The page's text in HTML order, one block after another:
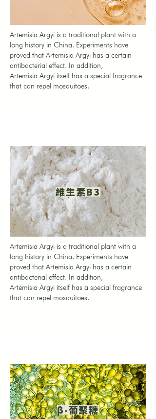
Artemisia Argyi is a traditional plant with a
long history in China. Experiments have
proved that Artemisia Argyi has a certain
antibacterial effect. In addition,
Artemisia Argyi itself has a special fragrance
that can repel mosquitoes.
維生素B3
Artemisia Argyi is a traditional plant with a
long history in China. Experiments have
proved that Artemisia Argyi has a certain
antibacterial effect. In addition,
Artemisia Argyi itself has a special fragrance
that can repel mosquitoes.
β-葡聚糖